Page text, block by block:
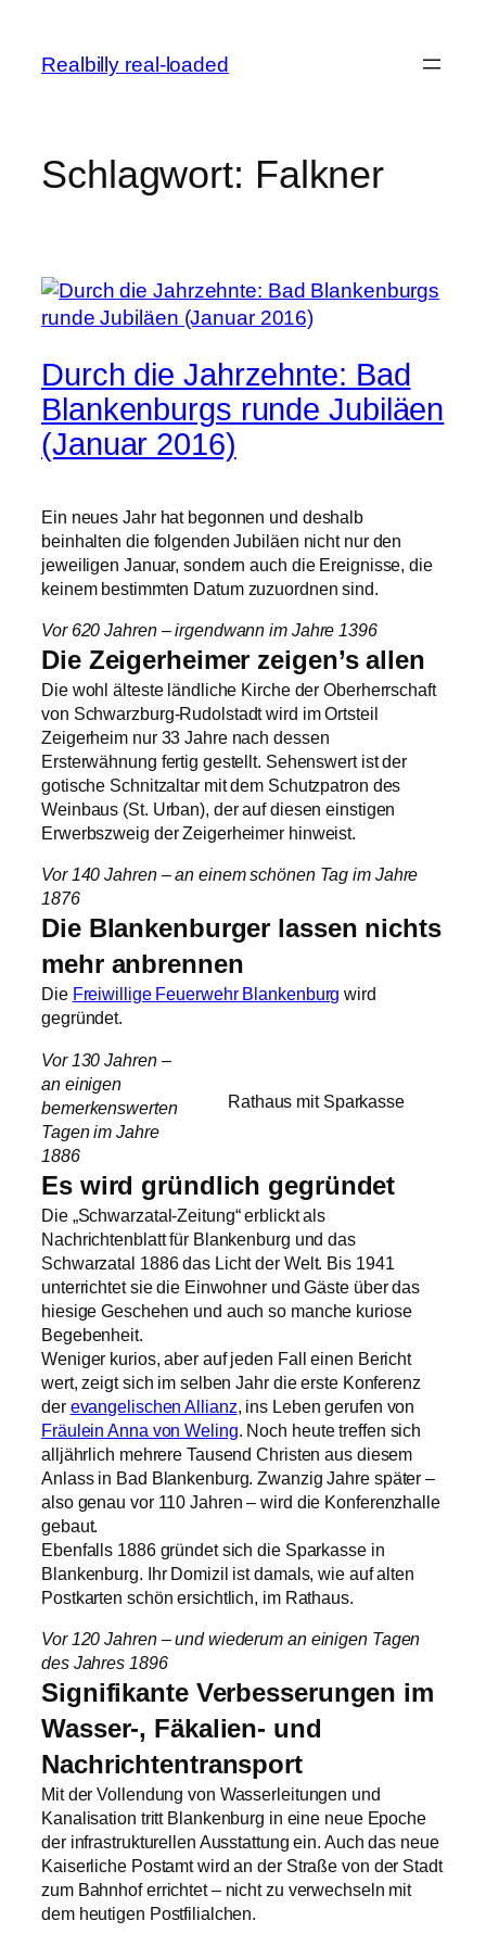
springen
Realbilly real-loaded
Schlagwort: Falkner
Durch die Jahrzehnte: Bad
Blankenburgs runde Jubiläen
(Januar 2016)
Ein neues Jahr hat begonnen und deshalb
beinhalten die folgenden Jubiläen nicht nur den
jeweiligen Januar, sondern auch die Ereignisse, die
keinem bestimmten Datum zuzuordnen sind.
Vor 620 Jahren – irgendwann im Jahre 1396
Die Zeigerheimer zeigen’s allen
Die wohl älteste ländliche Kirche der Oberherrschaft
von Schwarzburg-Rudolstadt wird im Ortsteil
Zeigerheim nur 33 Jahre nach dessen
Ersterwähnung fertig gestellt. Sehenswert ist der
gotische Schnitzaltar mit dem Schutzpatron des
Weinbaus (St. Urban), der auf diesen einstigen
Erwerbszweig der Zeigerheimer hinweist.
Vor 140 Jahren – an einem schönen Tag im Jahre
1876
Die Blankenburger lassen nichts
mehr anbrennen
Die Freiwillige Feuerwehr Blankenburg wird
gegründet.
Rathaus mit Sparkasse
Vor 130 Jahren –
an einigen
bemerkenswerten
Tagen im Jahre
1886
Es wird gründlich gegründet
Die „Schwarzatal-Zeitung“ erblickt als
Nachrichtenblatt für Blankenburg und das
Schwarzatal 1886 das Licht der Welt. Bis 1941
unterrichtet sie die Einwohner und Gäste über das
hiesige Geschehen und auch so manche kuriose
Begebenheit.
Weniger kurios, aber auf jeden Fall einen Bericht
wert, zeigt sich im selben Jahr die erste Konferenz
der evangelischen Allianz, ins Leben gerufen von
Fräulein Anna von Weling. Noch heute treffen sich
alljährlich mehrere Tausend Christen aus diesem
Anlass in Bad Blankenburg. Zwanzig Jahre später –
also genau vor 110 Jahren – wird die Konferenzhalle
gebaut.
Ebenfalls 1886 gründet sich die Sparkasse in
Blankenburg. Ihr Domizil ist damals, wie auf alten
Postkarten schön ersichtlich, im Rathaus.
Vor 120 Jahren – und wiederum an einigen Tagen
des Jahres 1896
Signifikante Verbesserungen im
Wasser-, Fäkalien- und
Nachrichtentransport
Mit der Vollendung von Wasserleitungen und
Kanalisation tritt Blankenburg in eine neue Epoche
der infrastrukturellen Ausstattung ein. Auch das neue
Kaiserliche Postamt wird an der Straße von der Stadt
zum Bahnhof errichtet – nicht zu verwechseln mit
dem heutigen Postfilialchen.